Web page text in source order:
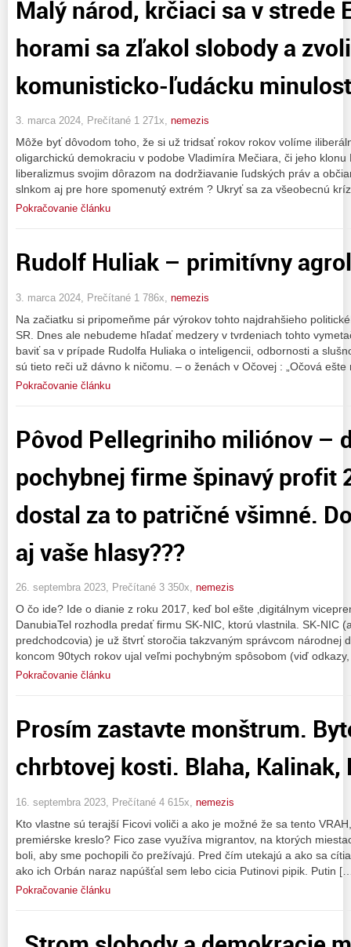
Malý národ, krčiaci sa v strede
horami sa zľakol slobody a
komunisticko-ľudácku
3. marca 2024, Prečítané 1 271x, nemezis
Môže byť dôvodom toho, že si už tridsať rokov rokov volíme
oligarchickú demokraciu v podobe Vladimíra Mečiara, či jeho
liberalizmus svojim dôrazom na dodržiavanie ľudských práv a
slnkom aj pre hore spomenutý extrém ? Ukryť sa za všeobecnú
Pokračovanie článku
Rudolf Huliak – primitívny
3. marca 2024, Prečítané 1 786x, nemezis
Na začiatku si pripomeňme pár výrokov tohto najdrahšieho
SR. Dnes ale nebudeme hľadať medzery v tvrdeniach tohto
baviť sa v prípade Rudolfa Huliaka o inteligencii, odbornosti a
sú tieto reči už dávno k ničomu. – o ženách v Očovej : „Očová
Pokračovanie článku
Pôvod Pellegriniho miliónov –
pochybnej firme špinavý profit
dostal za to patričné všimné.
aj vaše hlasy???
26. septembra 2023, Prečítané 3 350x, nemezis
O čo ide? Ide o dianie z roku 2017, keď bol ešte ‚digitálnym
DanubiaTel rozhodla predať firmu SK-NIC, ktorú vlastnila. SK-NIC
predchodcovia) je už štvrť storočia takzvaným správcom národnej
koncom 90tych rokov ujal veľmi pochybným spôsobom (viď
Pokračovanie článku
Prosím zastavte monštrum.
chrbtovej kosti. Blaha,
16. septembra 2023, Prečítané 4 615x, nemezis
Kto vlastne sú terajší Ficovi voliči a ako je možné že sa tento
premiérske kreslo? Fico zase využíva migrantov, na ktorých
boli, aby sme pochopili čo prežívajú. Pred čím utekajú a ako sa
ako ich Orbán naraz napúšťal sem lebo cicia Putinovi pipik. Putin
Pokračovanie článku